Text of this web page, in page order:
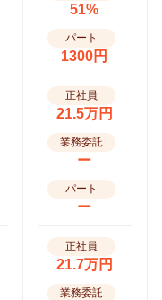
51%
パート
1300円
正社員
21.5万円
業務委託
ー
パート
ー
正社員
21.7万円
業務委託